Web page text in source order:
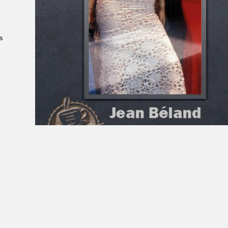
À propos du Salon
Liste des exposant·e·s
Liste des auteur·rice·s